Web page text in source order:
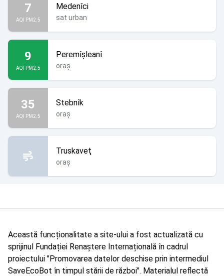
7
AQI PM2.5
Medenîci
sat urban
9
AQI PM2.5
Peremîșleanî
oraș
35
AQI PM2.5
Stebnîk
oraș
Truskaveţ
oraș
Această funcționalitate a site-ului a fost actualizată cu
sprijinul Fundației Renaștere Internațională în cadrul
proiectului "Promovarea datelor deschise prin intermediul
SaveEcoBot în timpul stării de război". Materialul reflectă